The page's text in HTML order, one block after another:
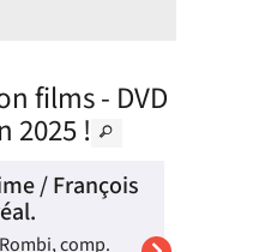
films - DVD
2025 !
/ François
comp.